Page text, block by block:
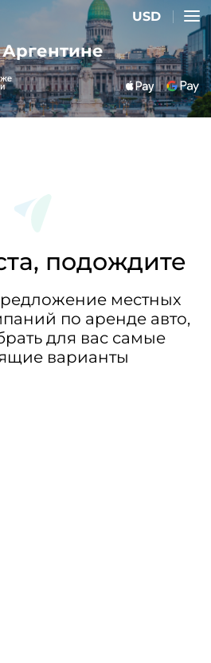
USD
подождите
местных
по аренде авто,
для вас самые
варианты